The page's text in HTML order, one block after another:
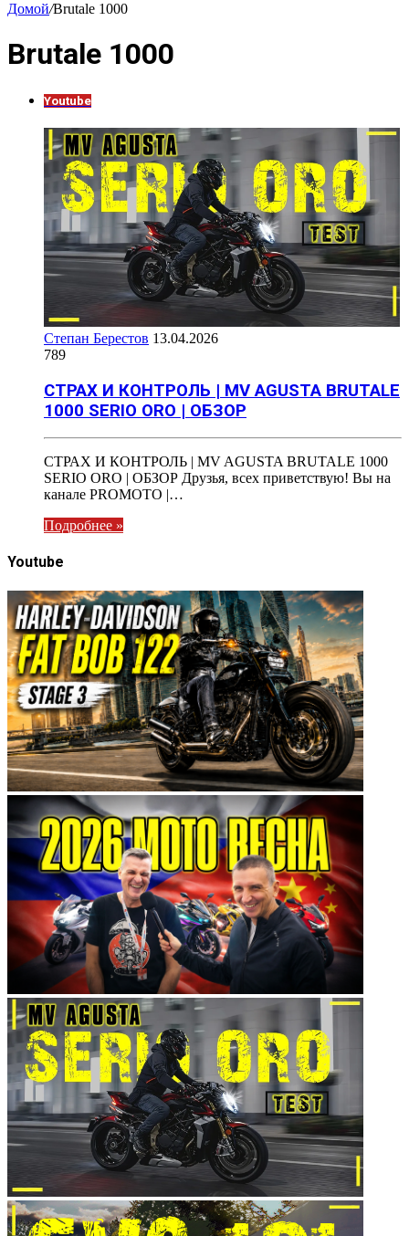
Домой/Brutale 1000
Brutale 1000
Youtube
Степан Берестов 13.04.2026
789
СТРАХ И КОНТРОЛЬ | MV AGUSTA BRUTALE
1000 SERIO ORO | ОБЗОР
СТРАХ И КОНТРОЛЬ | MV AGUSTA BRUTALE 1000
SERIO ORO | ОБЗОР Друзья, всех приветствую! Вы на
канале PROMOTO |…
Подробнее »
Youtube